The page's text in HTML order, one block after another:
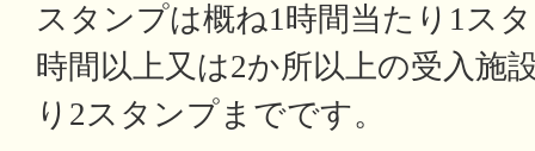
スタンプは概ね1時間当たり1ス
時間以上又は2か所以上の受入施
り2スタンプまでです。